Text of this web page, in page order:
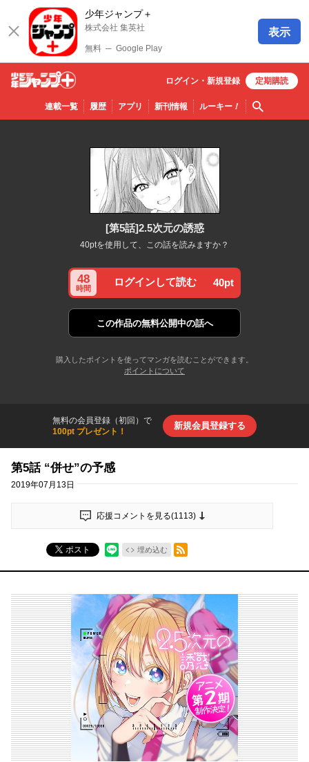
少年ジャンプ＋
株式会社 集英社
無料 ─ Google Play
表示
少年ジ
ャンプ
連載一覧 履歴 アプリ 新刊情報 ルーキー！ 検索
ログイン・ 新規登録 定期購読
[第5話]2.5次元の誘惑
40ptを使用して、この話を読みますか？
48
時間
ログインして読む 40pt
この作品の無料公開中の話へ
購入したポイントを使ってマンガを読むことができます。
ポイントについて
無料の会員登録（初回）で
100pt プレゼント！
新規会員登録する
第5話 “併せ”の予感
2019年07月13日
応援コメントを見る(1113)
ポスト 埋め込む
RSSフィード